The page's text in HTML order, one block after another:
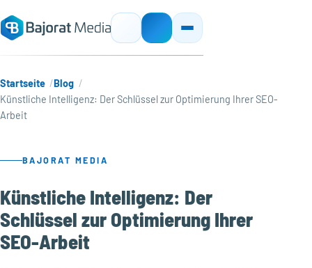
Startseite
Blog
Künstliche Intelligenz: Der Schlüssel zur Optimierung Ihrer SEO-
Arbeit
BAJORAT MEDIA
Künstliche Intelligenz: Der
Schlüssel zur Optimierung Ihrer
SEO-Arbeit